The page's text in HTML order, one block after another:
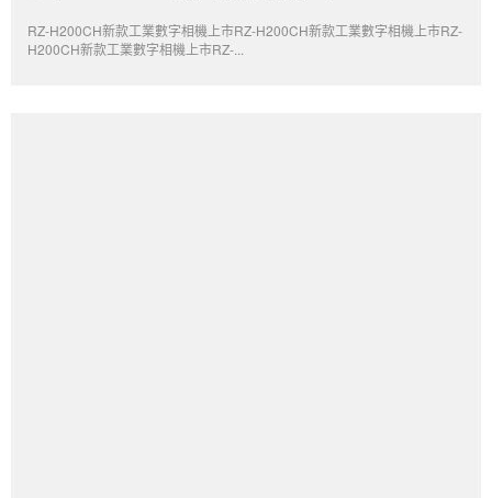
RZ-H200CH新款工業數字相機上市RZ-H200CH新款工業數字相機上市RZ-
H200CH新款工業數字相機上市RZ-...